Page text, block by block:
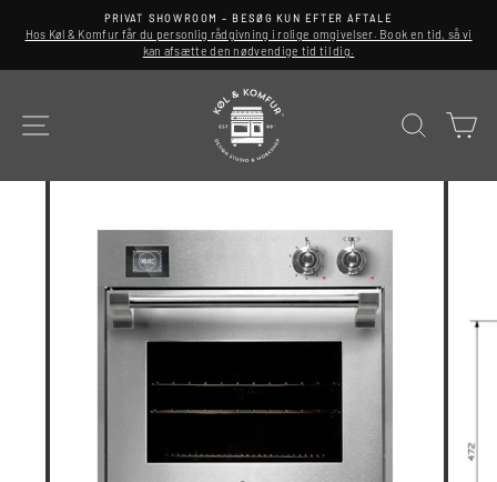
PRIVAT SHOWROOM – BESØG KUN EFTER AFTALE
Hos Køl & Komfur får du personlig rådgivning i rolige omgivelser. Book en tid, så vi
kan afsætte den nødvendige tid til dig.
SITE NAVIGATION SØG